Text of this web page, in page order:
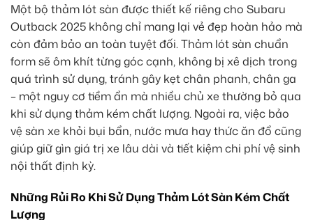
Một bộ thảm lót sàn được thiết kế riêng cho Subaru
Outback 2025 không chỉ mang lại vẻ đẹp hoàn hảo mà
còn đảm bảo an toàn tuyệt đối. Thảm lót sàn chuẩn
form sẽ ôm khít từng góc cạnh, không bị xê dịch trong
quá trình sử dụng, tránh gây kẹt chân phanh, chân ga
– một nguy cơ tiềm ẩn mà nhiều chủ xe thường bỏ qua
khi sử dụng thảm kém chất lượng. Ngoài ra, việc bảo
vệ sàn xe khỏi bụi bẩn, nước mưa hay thức ăn đổ cũng
giúp giữ gìn giá trị xe lâu dài và tiết kiệm chi phí vệ sinh
nội thất định kỳ.
Những Rủi Ro Khi Sử Dụng Thảm Lót Sàn Kém Chất
Lượng